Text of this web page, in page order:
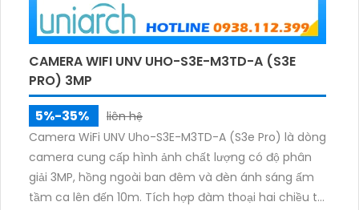
CAMERA WIFI UNV UHO-S3E-M3TD-A (S3E
PRO) 3MP
5%-35%
liên hệ
Camera WiFi UNV Uho-S3E-M3TD-A (S3e Pro) là dòng
camera cung cấp hình ảnh chất lượng có độ phân
giải 3MP, hồng ngoài ban đêm và đèn ánh sáng ấm
tầm ca lên đến 10m. Tích hợp đàm thoại hai chiều to